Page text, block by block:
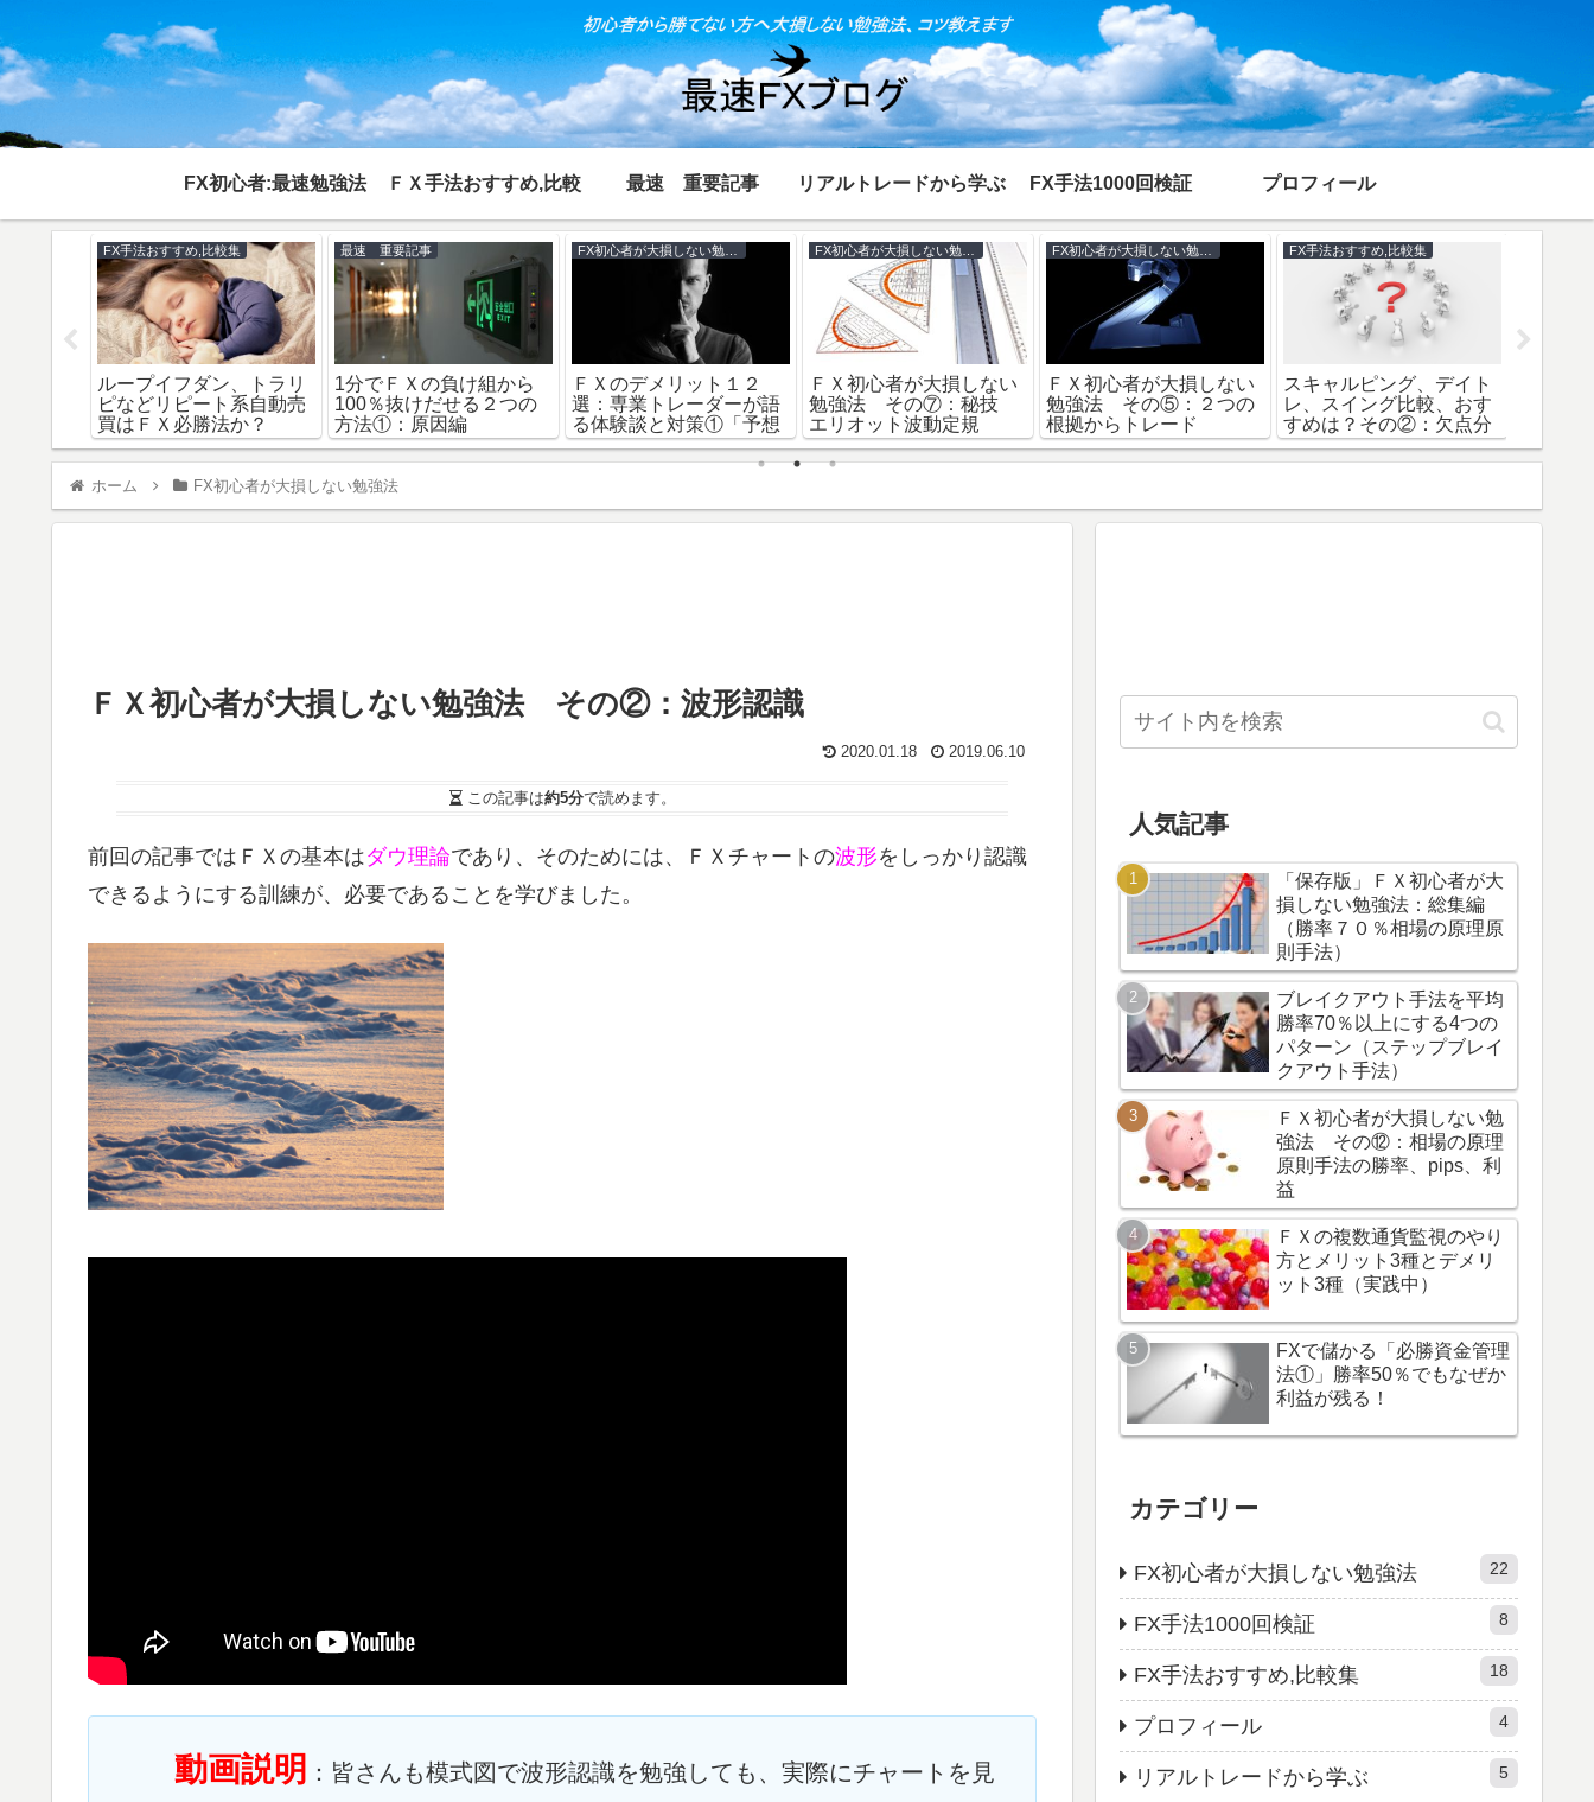
FX初心者:最速勉強法 ＦＸ手法おすすめ,比較 最速 重要記事 リアルトレードから学ぶ FX手法1000回検証 プロフィール
FX手法おすすめ,比較集
ループイフダン、トラリ
ピなどリピート系自動売
買はＦＸ必勝法か？
最速 重要記事
1分でＦＸの負け組から
100％抜けだせる２つの
方法①：原因編
ＦＸのデメリット１２
選：専業トレーダーが語
る体験談と対策①「予想
困難編」
ＦＸ初心者が大損しない
勉強法 その⑦：秘技
エリオット波動定規
ＦＸ初心者が大損しない
勉強法 その⑤：２つの
根拠からトレード
FX手法おすすめ,比較集
スキャルピング、デイト
レ、スイング比較、おす
すめは？その②：欠点分
析編
可能編
ホーム FX初心者が大損しない勉強法
ＦＸ初心者が大損しない勉強法 その②：波形認識
2020.01.18 2019.06.10
この記事は約5分で読めます。
前回の記事ではＦＸの基本はダウ理論であり、そのためには、ＦＸチャートの波形をしっかり認識
できるようにする訓練が、必要であることを学びました。
動画説明 ：皆さんも模式図で波形認識を勉強しても、実際にチャートを見
人気記事
「保存版」ＦＸ初心者が大
損しない勉強法：総集編
（勝率７０％相場の原理原
則手法）
ブレイクアウト手法を平均
勝率70％以上にする4つの
パターン（ステップブレイ
クアウト手法）
ＦＸ初心者が大損しない勉
強法 その⑫：相場の原理
原則手法の勝率、pips、利
益
ＦＸの複数通貨監視のやり
方とメリット3種とデメリ
ット3種（実践中）
FXで儲かる「必勝資金管理
法①」勝率50％でもなぜか
利益が残る！
カテゴリー
FX初心者が大損しない勉強法 22
FX手法1000回検証 8
FX手法おすすめ,比較集 18
プロフィール 4
リアルトレードから学ぶ 5